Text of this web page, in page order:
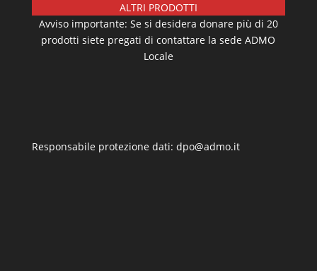
ALTRI PRODOTTI
Avviso importante: Se si desidera donare più di 20
prodotti siete pregati di contattare la sede ADMO
Locale
Responsabile protezione dati: dpo@admo.it